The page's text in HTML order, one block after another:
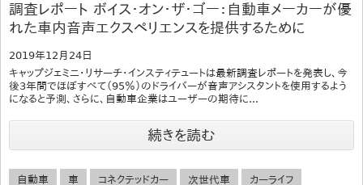
調査レポート ボイス・オン・ザ・ゴー：自動車メーカーが優
れた車内音声エクスペリエンスを提供するために
2019年12月24日
キャップジェミニ・リサーチ・インスティテュートは最新調査レポートを発表し、今
後3年間でほぼすべて（95％）のドライバーが音声アシスタントを使用するよう
になると予測、さらに、自動車企業はユーザーの期待に...
続きを読む
自動車 車 コネクテッドカー 次世代車 カーライフ